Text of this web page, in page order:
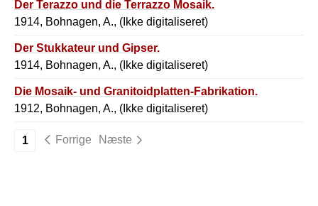
Der Terazzo und die Terrazzo Mosaik.
1914, Bohnagen, A., (Ikke digitaliseret)
Der Stukkateur und Gipser.
1914, Bohnagen, A., (Ikke digitaliseret)
Die Mosaik- und Granitoidplatten-Fabrikation.
1912, Bohnagen, A., (Ikke digitaliseret)
1 Forrige Næste